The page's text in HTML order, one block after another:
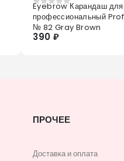
0из 5
Eyebrow Карандаш для
профессиональный
№ 82 Gray Brown
390 ₽
ПРОЧЕЕ
Доставка и оплата